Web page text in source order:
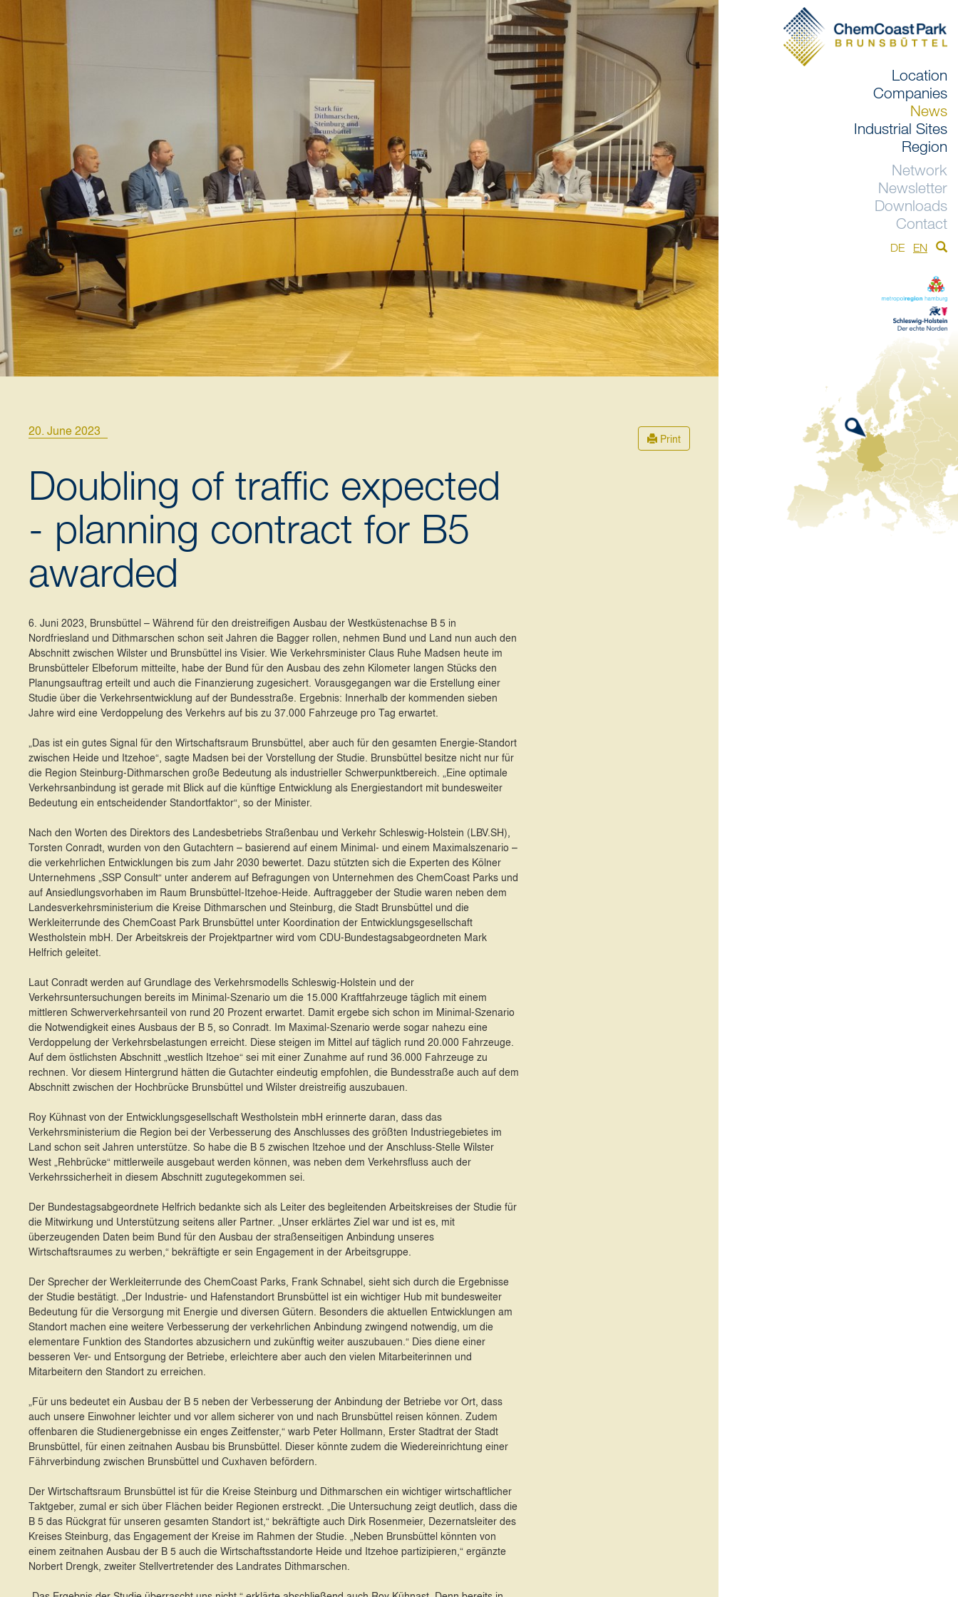
20. June 2023
Doubling of traffic expected
- planning contract for B5
awarded
6. Juni 2023, Brunsbüttel – Während für den dreistreifigen Ausbau der Westküstenachse B 5 in
Nordfriesland und Dithmarschen schon seit Jahren die Bagger rollen, nehmen Bund und Land nun auch den
Abschnitt zwischen Wilster und Brunsbüttel ins Visier. Wie Verkehrsminister Claus Ruhe Madsen heute im
Brunsbütteler Elbeforum mitteilte, habe der Bund für den Ausbau des zehn Kilometer langen Stücks den
Planungsauftrag erteilt und auch die Finanzierung zugesichert. Vorausgegangen war die Erstellung einer
Studie über die Verkehrsentwicklung auf der Bundesstraße. Ergebnis: Innerhalb der kommenden sieben
Jahre wird eine Verdoppelung des Verkehrs auf bis zu 37.000 Fahrzeuge pro Tag erwartet.
„Das ist ein gutes Signal für den Wirtschaftsraum Brunsbüttel, aber auch für den gesamten Energie-Standort
zwischen Heide und Itzehoe“, sagte Madsen bei der Vorstellung der Studie. Brunsbüttel besitze nicht nur für
die Region Steinburg-Dithmarschen große Bedeutung als industrieller Schwerpunktbereich. „Eine optimale
Verkehrsanbindung ist gerade mit Blick auf die künftige Entwicklung als Energiestandort mit bundesweiter
Bedeutung ein entscheidender Standortfaktor“, so der Minister.
Nach den Worten des Direktors des Landesbetriebs Straßenbau und Verkehr Schleswig-Holstein (LBV.SH),
Torsten Conradt, wurden von den Gutachtern – basierend auf einem Minimal- und einem Maximalszenario –
die verkehrlichen Entwicklungen bis zum Jahr 2030 bewertet. Dazu stützten sich die Experten des Kölner
Unternehmens „SSP Consult“ unter anderem auf Befragungen von Unternehmen des ChemCoast Parks und
auf Ansiedlungsvorhaben im Raum Brunsbüttel-Itzehoe-Heide. Auftraggeber der Studie waren neben dem
Landesverkehrsministerium die Kreise Dithmarschen und Steinburg, die Stadt Brunsbüttel und die
Werkleiterrunde des ChemCoast Park Brunsbüttel unter Koordination der Entwicklungsgesellschaft
Westholstein mbH. Der Arbeitskreis der Projektpartner wird vom CDU-Bundestagsabgeordneten Mark
Helfrich geleitet.
Laut Conradt werden auf Grundlage des Verkehrsmodells Schleswig-Holstein und der
Verkehrsuntersuchungen bereits im Minimal-Szenario um die 15.000 Kraftfahrzeuge täglich mit einem
mittleren Schwerverkehrsanteil von rund 20 Prozent erwartet. Damit ergebe sich schon im Minimal-Szenario
die Notwendigkeit eines Ausbaus der B 5, so Conradt. Im Maximal-Szenario werde sogar nahezu eine
Verdoppelung der Verkehrsbelastungen erreicht. Diese steigen im Mittel auf täglich rund 20.000 Fahrzeuge.
Auf dem östlichsten Abschnitt „westlich Itzehoe“ sei mit einer Zunahme auf rund 36.000 Fahrzeuge zu
rechnen. Vor diesem Hintergrund hätten die Gutachter eindeutig empfohlen, die Bundesstraße auch auf dem
Abschnitt zwischen der Hochbrücke Brunsbüttel und Wilster dreistreifig auszubauen.
Roy Kühnast von der Entwicklungsgesellschaft Westholstein mbH erinnerte daran, dass das
Verkehrsministerium die Region bei der Verbesserung des Anschlusses des größten Industriegebietes im
Land schon seit Jahren unterstütze. So habe die B 5 zwischen Itzehoe und der Anschluss-Stelle Wilster
West „Rehbrücke“ mittlerweile ausgebaut werden können, was neben dem Verkehrsfluss auch der
Verkehrssicherheit in diesem Abschnitt zugutegekommen sei.
Der Bundestagsabgeordnete Helfrich bedankte sich als Leiter des begleitenden Arbeitskreises der Studie für
die Mitwirkung und Unterstützung seitens aller Partner. „Unser erklärtes Ziel war und ist es, mit
überzeugenden Daten beim Bund für den Ausbau der straßenseitigen Anbindung unseres
Wirtschaftsraumes zu werben,“ bekräftigte er sein Engagement in der Arbeitsgruppe.
Der Sprecher der Werkleiterrunde des ChemCoast Parks, Frank Schnabel, sieht sich durch die Ergebnisse
der Studie bestätigt. „Der Industrie- und Hafenstandort Brunsbüttel ist ein wichtiger Hub mit bundesweiter
Bedeutung für die Versorgung mit Energie und diversen Gütern. Besonders die aktuellen Entwicklungen am
Standort machen eine weitere Verbesserung der verkehrlichen Anbindung zwingend notwendig, um die
elementare Funktion des Standortes abzusichern und zukünftig weiter auszubauen.“ Dies diene einer
besseren Ver- und Entsorgung der Betriebe, erleichtere aber auch den vielen Mitarbeiterinnen und
Mitarbeitern den Standort zu erreichen.
„Für uns bedeutet ein Ausbau der B 5 neben der Verbesserung der Anbindung der Betriebe vor Ort, dass
auch unsere Einwohner leichter und vor allem sicherer von und nach Brunsbüttel reisen können. Zudem
offenbaren die Studienergebnisse ein enges Zeitfenster,“ warb Peter Hollmann, Erster Stadtrat der Stadt
Brunsbüttel, für einen zeitnahen Ausbau bis Brunsbüttel. Dieser könnte zudem die Wiedereinrichtung einer
Fährverbindung zwischen Brunsbüttel und Cuxhaven befördern.
Der Wirtschaftsraum Brunsbüttel ist für die Kreise Steinburg und Dithmarschen ein wichtiger wirtschaftlicher
Taktgeber, zumal er sich über Flächen beider Regionen erstreckt. „Die Untersuchung zeigt deutlich, dass die
B 5 das Rückgrat für unseren gesamten Standort ist,“ bekräftigte auch Dirk Rosenmeier, Dezernatsleiter des
Kreises Steinburg, das Engagement der Kreise im Rahmen der Studie. „Neben Brunsbüttel könnten von
einem zeitnahen Ausbau der B 5 auch die Wirtschaftsstandorte Heide und Itzehoe partizipieren,“ ergänzte
Norbert Drengk, zweiter Stellvertretender des Landrates Dithmarschen.
Print
Location
Companies
News
Industrial Sites
Region
Network
Newsletter
Downloads
Contact
DE EN